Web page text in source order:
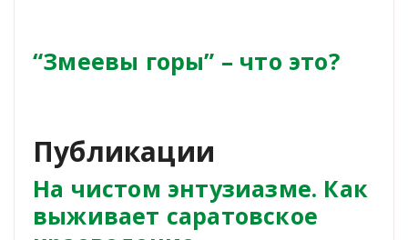
“Змеевы горы” – что это?
Публикации
На чистом энтузиазме. Как
выживает саратовское